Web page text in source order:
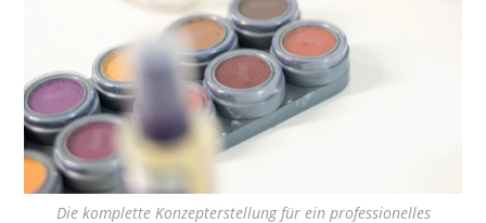
Die komplette Konzepterstellung für ein professionelles